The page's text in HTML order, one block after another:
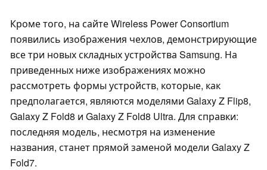
Кроме того, на сайте Wireless Power Consortium
появились изображения чехлов, демонстрирующие
все три новых складных устройства Samsung. На
приведенных ниже изображениях можно
рассмотреть формы устройств, которые, как
предполагается, являются моделями Galaxy Z Flip8,
Galaxy Z Fold8 и Galaxy Z Fold8 Ultra. Для справки:
последняя модель, несмотря на изменение
названия, станет прямой заменой модели Galaxy Z
Fold7.